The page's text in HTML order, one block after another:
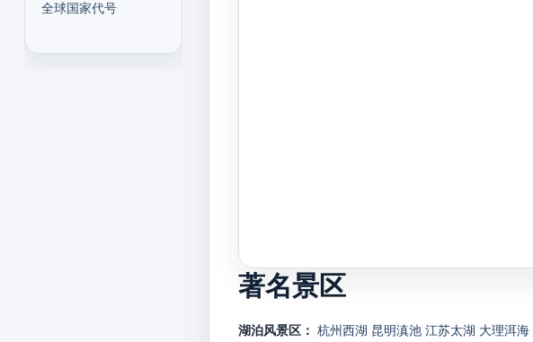
全球国家代号
著名景区
湖泊风景区： 杭州西湖 昆明滇池 江苏太湖 大理洱海